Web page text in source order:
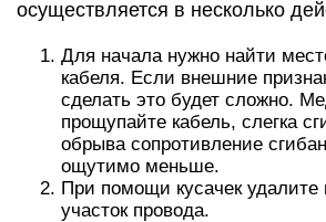
осуществляется в несколько
Для начала нужно найти
кабеля. Если внешние
сделать это будет сложно.
прощупайте кабель, слегка
обрыва сопротивление
ощутимо меньше.
При помощи кусачек удалите
участок провода.